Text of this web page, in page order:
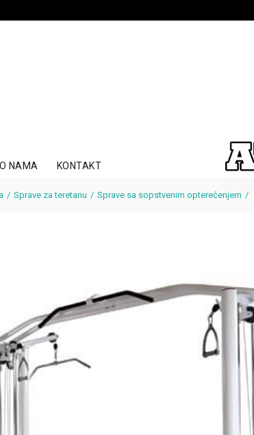
O NAMA KONTAKT
Sprave za teretanu Sprave sa sopstvenim opterećenjem